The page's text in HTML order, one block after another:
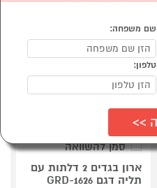
סמן להשוואה
ארון בגדים 2 דלתות עם
תליה דגם GRD-1626
שם משפחה:
טלפון: